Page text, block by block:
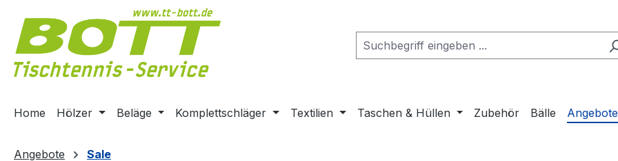
Hauptinhalt springen
Zur Suche springen
Zur Hauptnavigation springen
Home Hölzer Beläge Komplettschläger Textilien Taschen & Hüllen Zubehör Bälle Angebote
Angebote Sale